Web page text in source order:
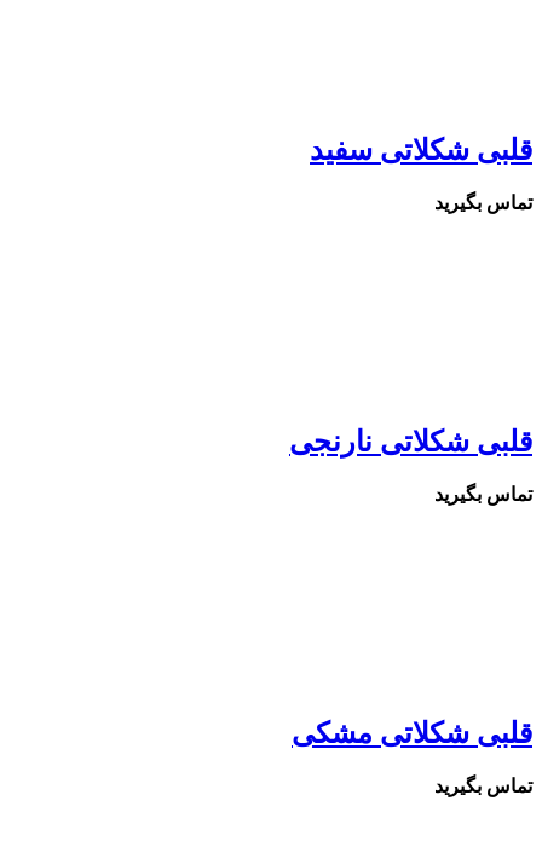
قلبی شکلاتی سفید
تماس بگیرید
قلبی شکلاتی نارنجی
تماس بگیرید
قلبی شکلاتی مشکی
تماس بگیرید